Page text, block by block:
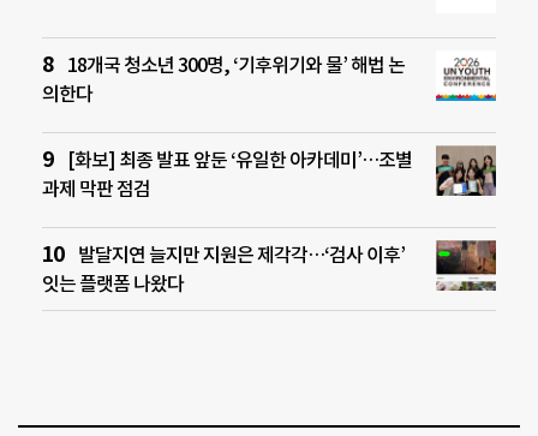
18개국 청소년 300명, ‘기후위기와 물’ 해법 논
의한다
[화보] 최종 발표 앞둔 ‘유일한 아카데미’…조별
과제 막판 점검
발달지연 늘지만 지원은 제각각…‘검사 이후’
잇는 플랫폼 나왔다